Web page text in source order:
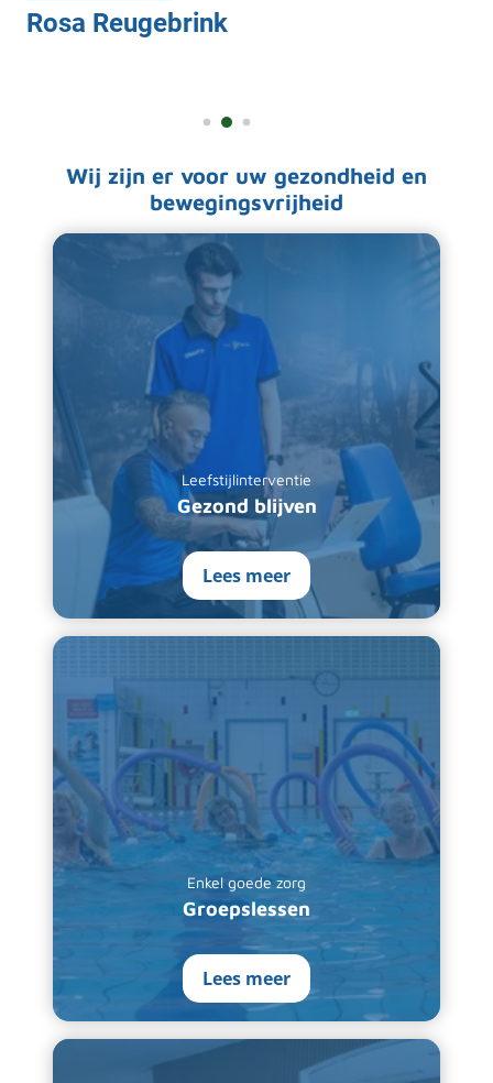
Rosa Reugebrink
Wij zijn er voor uw gezondheid en
bewegingsvrijheid
Leefstijlinterventie
Gezond blijven
Lees meer
Enkel goede zorg
Groepslessen
Lees meer